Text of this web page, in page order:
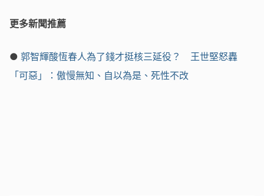
更多新聞推薦
● 郭智輝酸恆春人為了錢才挺核三延役？ 王世堅怒轟
「可惡」：傲慢無知、自以為是、死性不改